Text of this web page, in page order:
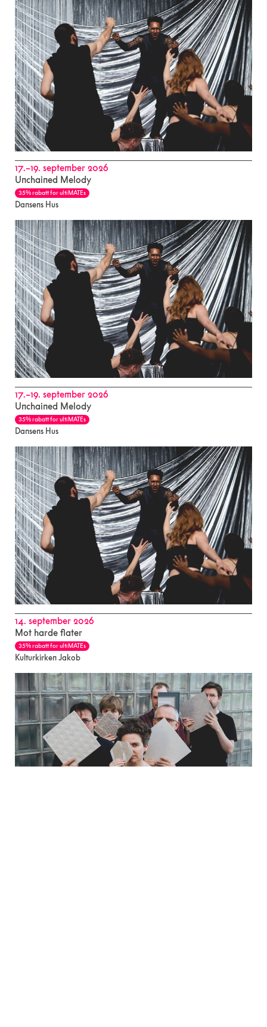
17.–19. september 2026
Unchained Melody
35% rabatt for ultiMATEs
Dansens Hus
17.–19. september 2026
Unchained Melody
35% rabatt for ultiMATEs
Dansens Hus
14. september 2026
Mot harde flater
35% rabatt for ultiMATEs
Kulturkirken Jakob